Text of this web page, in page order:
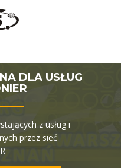
DLA USŁUG
z usług i
przez sieć